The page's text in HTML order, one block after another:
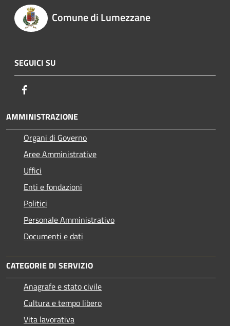
Comune di Lumezzane
SEGUICI SU
AMMINISTRAZIONE
Organi di Governo
Aree Amministrative
Uffici
Enti e fondazioni
Politici
Personale Amministrativo
Documenti e dati
CATEGORIE DI SERVIZIO
Anagrafe e stato civile
Cultura e tempo libero
Vita lavorativa